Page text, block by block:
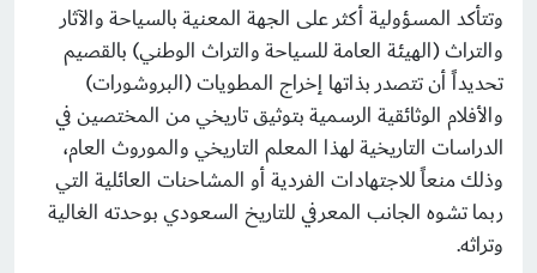
وتتأكد المسؤولية أكثر على الجهة المعنية بالسياحة والآثار
والتراث (الهيئة العامة للسياحة والتراث الوطني) بالقصيم
تحديداً أن تتصدر بذاتها إخراج المطويات (البروشورات)
والأفلام الوثائقية الرسمية بتوثيق تاريخي من المختصين في
الدراسات التاريخية لهذا المعلم التاريخي والموروث العام،
وذلك منعاً للاجتهادات الفردية أو المشاحنات العائلية التي
ربما تشوه الجانب المعرفي للتاريخ السعودي بوحدته الغالية
وتراثه.